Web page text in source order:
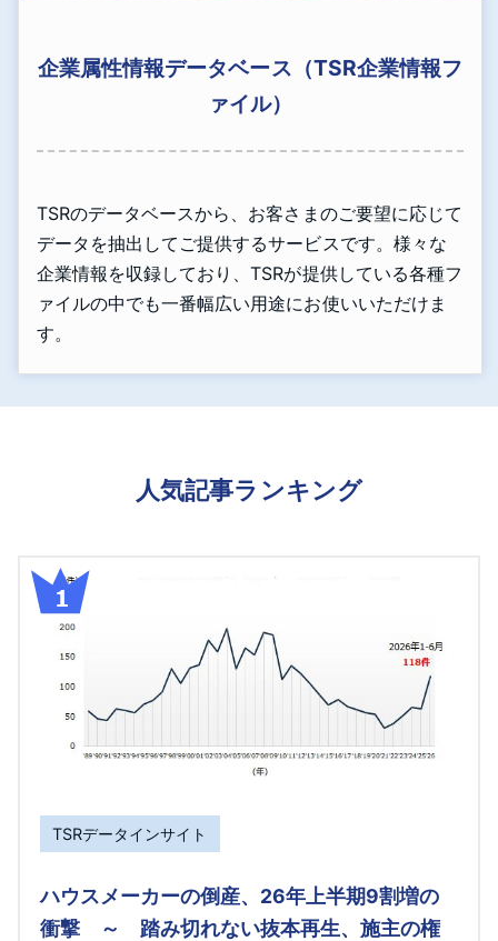
企業属性情報データベース（TSR企業情報フ
ァイル）
TSRのデータベースから、お客さまのご要望に応じて
データを抽出してご提供するサービスです。様々な
企業情報を収録しており、TSRが提供している各種フ
ァイルの中でも一番幅広い用途にお使いいただけま
す。
人気記事ランキング
TSRデータインサイト
ハウスメーカーの倒産、26年上半期9割増の
衝撃 ～ 踏み切れない抜本再生、施主の権